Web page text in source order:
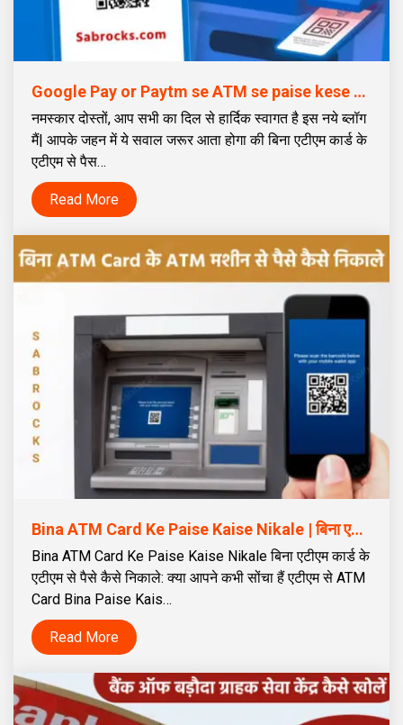
Google Pay or Paytm se ATM se paise kese nikale | Google Pay या Paytm से ATM से पैसे कैसे निकालें
नमस्कार दोस्तों, आप सभी का दिल से हार्दिक स्वागत है इस नये ब्लॉग
मैं| आपके जहन में ये सवाल जरूर आता होगा की बिना एटीएम कार्ड के
एटीएम से पैस…
Read More
Bina ATM Card Ke Paise Kaise Nikale | बिना एटीएम कार्ड के एटीएम से पैसे कैसे निकाले
Bina ATM Card Ke Paise Kaise Nikale बिना एटीएम कार्ड के
एटीएम से पैसे कैसे निकाले: क्या आपने कभी सोंचा हैं एटीएम से ATM
Card Bina Paise Kais…
Read More